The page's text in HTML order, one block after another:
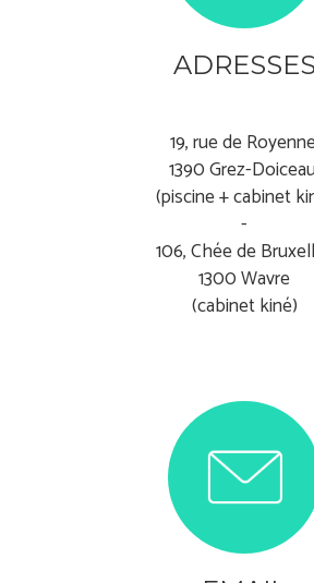
ADRESSES
19, rue de
1390 Grez-Doiceau
(piscine + cabinet
-
106, Chée de
1300 Wavre
(cabinet kiné)